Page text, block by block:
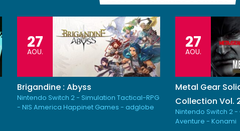
27
AOU.
Brigandine : Abyss
Nintendo Switch 2 - Simulation Tactical-RPG
- NIS America Happinet Games - adglobe
27
AOU.
Metal Gear
Collection Vol.
Nintendo Switch 2
Aventure - Konami